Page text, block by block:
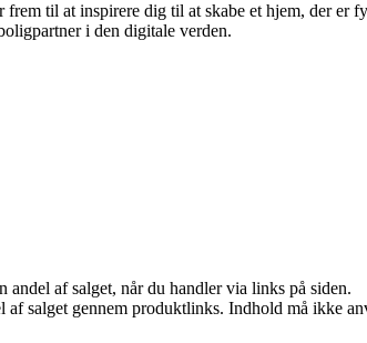
frem til at inspirere dig til at skabe et hjem, der
i den digitale verden.
af salget, når du handler via links på siden.
salget gennem produktlinks. Indhold må ikke